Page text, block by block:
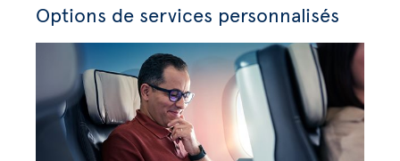
Options de services personnalisés